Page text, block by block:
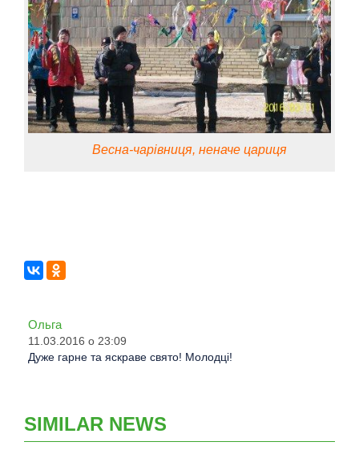
Весна-чарівниця, неначе цариця
Ольга
11.03.2016 о 23:09
Дуже гарне та яскраве свято! Молодці!
SIMILAR NEWS